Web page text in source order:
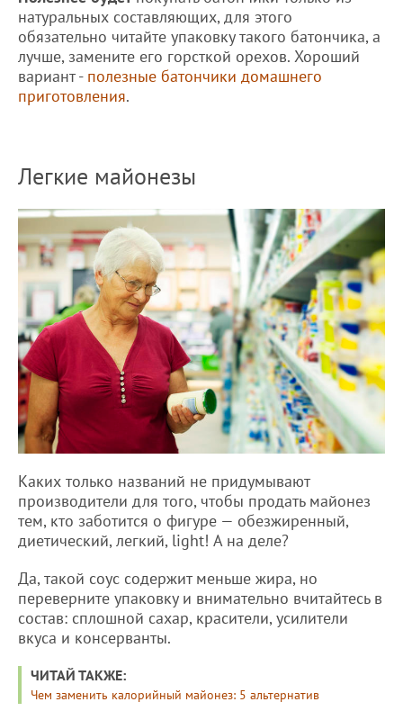
натуральных составляющих, для этого
обязательно читайте упаковку такого батончика, а
лучше, замените его горсткой орехов. Хороший
вариант - полезные батончики домашнего
приготовления.
Легкие майонезы
Каких только названий не придумывают
производители для того, чтобы продать майонез
тем, кто заботится о фигуре — обезжиренный,
диетический, легкий, light! А на деле?
Да, такой соус содержит меньше жира, но
переверните упаковку и внимательно вчитайтесь в
состав: сплошной сахар, красители, усилители
вкуса и консерванты.
ЧИТАЙ ТАКЖЕ:
Чем заменить калорийный майонез: 5 альтернатив